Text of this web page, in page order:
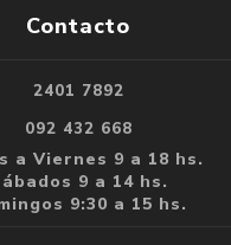
Contacto
2401 7892
092 432 668
a Viernes 9 a 18 hs.
9 a 14 hs.
9:30 a 15 hs.